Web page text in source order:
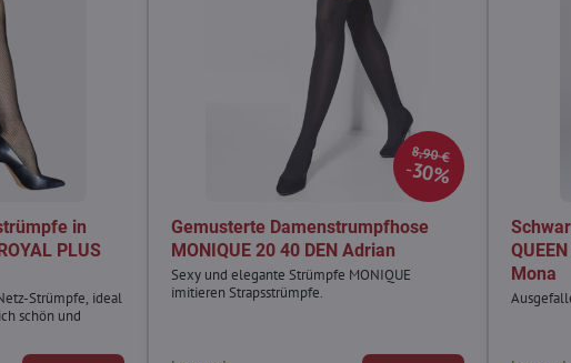
in
PLUS
Strümpfe, ideal
schön und
8,90 €
30%
Gemusterte Damenstrumpfhose
MONIQUE 20 40 DEN Adrian
Sexy und elegante Strümpfe MONIQUE
imitieren Strapsstrümpfe.
Mona